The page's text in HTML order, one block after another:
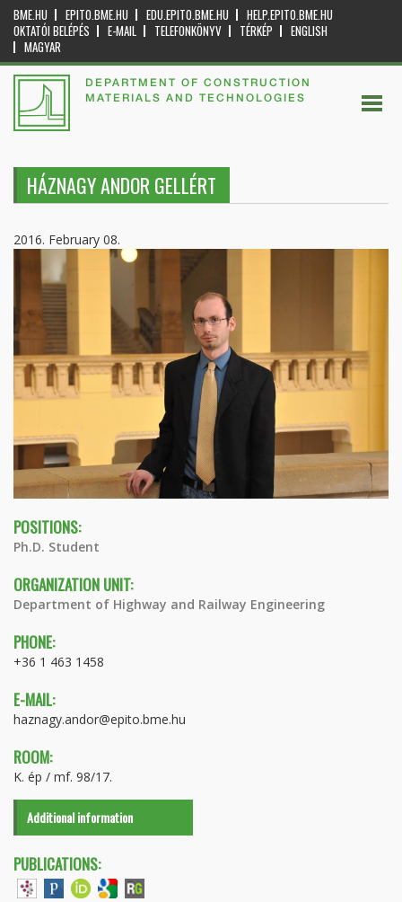
BME.HU EPITO.BME.HU EDU.EPITO.BME.HU
HELP.EPITO.BME.HU
OKTATÓI BELÉPÉS
E-MAIL TELEFONKÖNYV TÉRKÉP
ENGLISH
MAGYAR
DEPARTMENT OF CONSTRUCTION
MATERIALS AND TECHNOLOGIES
HÁZNAGY ANDOR GELLÉRT
2016. February 08.
POSITIONS:
Ph.D. Student
ORGANIZATION UNIT:
Department of Highway and Railway Engineering
PHONE:
+36 1 463 1458
E-MAIL:
haznagy.andor@epito.bme.hu
ROOM:
K. ép / mf. 98/17.
Additional information
PUBLICATIONS: